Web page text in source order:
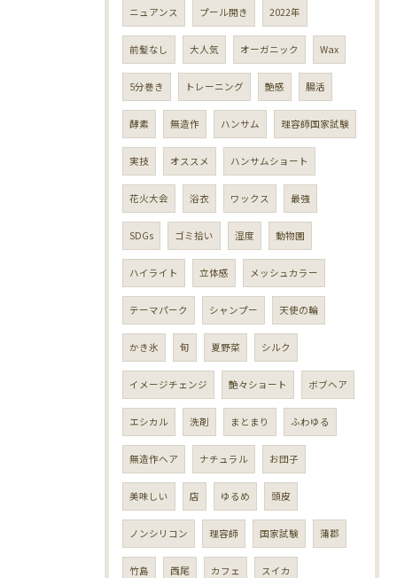
ニュアンス プール開き 2022年
前髪なし 大人気 オーガニック Wax
5分巻き トレーニング 艶感 腸活
酵素 無造作 ハンサム 理容師国家試験
実技 オススメ ハンサムショート
花火大会 浴衣 ワックス 最強
SDGs ゴミ拾い 湿度 動物園
ハイライト 立体感 メッシュカラー
テーマパーク シャンプー 天使の輪
かき氷 旬 夏野菜 シルク
イメージチェンジ 艶々ショート ボブヘア
エシカル 洗剤 まとまり ふわゆる
無造作ヘア ナチュラル お団子
美味しい 店 ゆるめ 頭皮
ノンシリコン 理容師 国家試験 蒲郡
竹島 西尾 カフェ スイカ